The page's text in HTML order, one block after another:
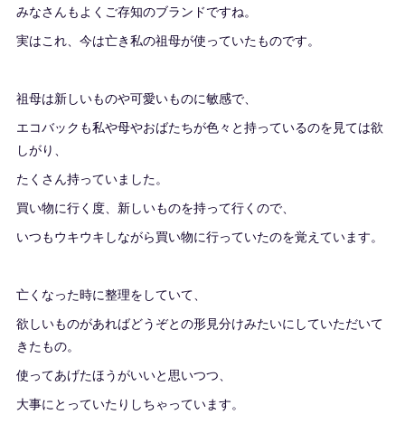
みなさんもよくご存知のブランドですね。
実はこれ、今は亡き私の祖母が使っていたものです。
祖母は新しいものや可愛いものに敏感で、
エコバックも私や母やおばたちが色々と持っているのを見ては欲
しがり、
たくさん持っていました。
買い物に行く度、新しいものを持って行くので、
いつもウキウキしながら買い物に行っていたのを覚えています。
亡くなった時に整理をしていて、
欲しいものがあればどうぞとの形見分けみたいにしていただいて
きたもの。
使ってあげたほうがいいと思いつつ、
大事にとっていたりしちゃっています。